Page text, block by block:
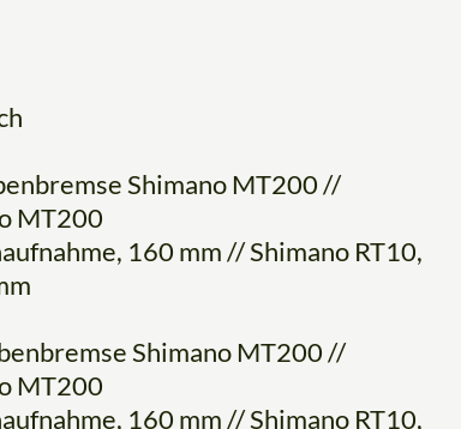
Shimano MT200 //
MT200
160 mm // Shimano RT10,
Shimano MT200 //
MT200
160 mm // Shimano RT10,